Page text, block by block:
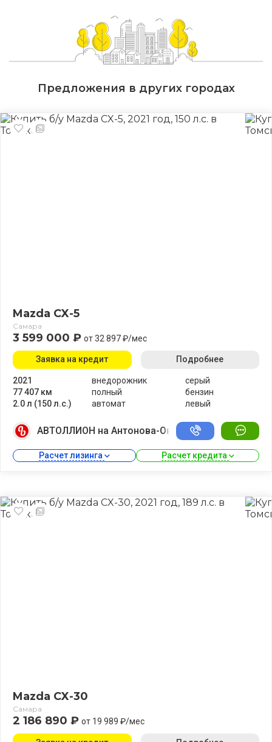
Предложения в других городах
Mazda CX-5
Самара
3 599 000 ₽ от 32 897 ₽/мес
2021
77 407 км
2.0 л (150 л.с.)
внедорожник
полный
автомат
серый
бензин
левый
Заявка на кредит Подробнее
АВТОЛЛИОН на Антонова-Овсеенко
Расчет лизинга Расчет кредита
Mazda CX-30
Самара
2 186 890 ₽ от 19 989 ₽/мес